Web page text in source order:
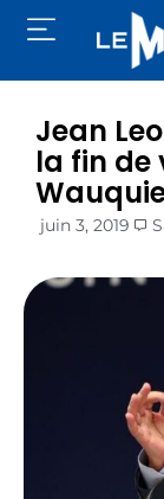
Jean
la fin de
juin 3, 2019